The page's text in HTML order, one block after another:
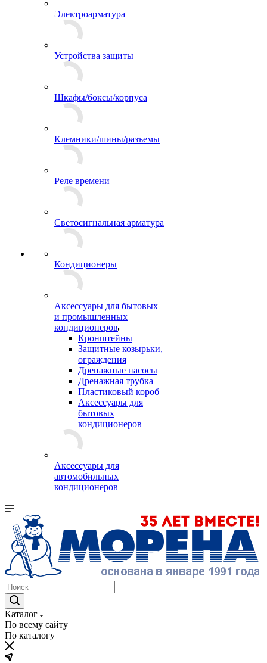
Электроарматура
Устройства защиты
Шкафы/боксы/корпуса
Клемники/шины/разъемы
Реле времени
Светосигнальная арматура
Кондиционеры
Аксессуары для бытовых
и промышленных
кондиционеров
Кронштейны
Защитные козырьки,
ограждения
Дренажные насосы
Дренажная трубка
Пластиковый короб
Аксессуары для
бытовых
кондиционеров
Аксессуары для
автомобильных
кондиционеров
Каталог
По всему сайту
По каталогу